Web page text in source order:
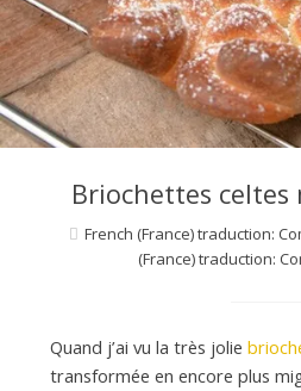
e
d
Briochettes celtes
French (France) traduction:
(France) traduction:
Quand j’ai vu la très jolie
transformée en encore plus